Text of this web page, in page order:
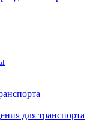
для транспорта